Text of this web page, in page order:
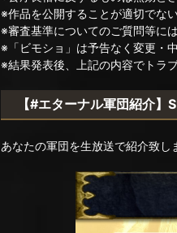
※作品を公開することが適切でな
※審査基準についてのご質問等に
※「ビモショ」は予告なく変更・
※結果発表後、上記の内容でトラ
【#エターナル軍団紹介】
あなたの軍団を生放送で紹介致し